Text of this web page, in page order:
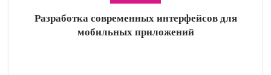
Разработка современных интерфейсов для
мобильных приложений